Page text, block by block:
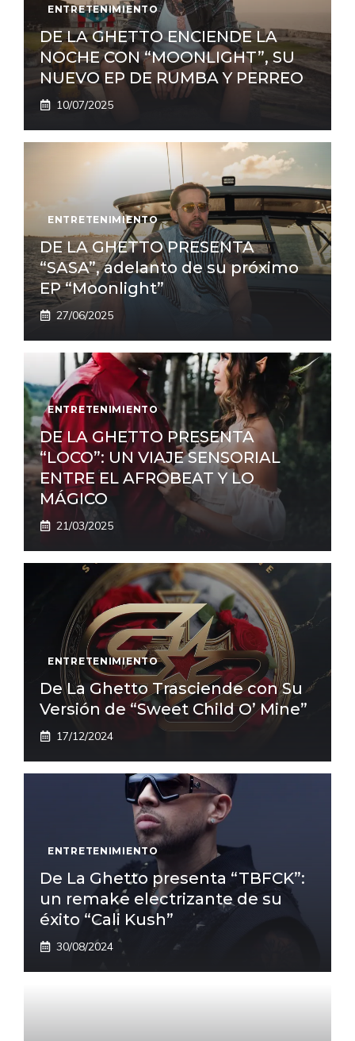
ENTRETENIMIENTO
DE LA GHETTO ENCIENDE LA
NOCHE CON “MOONLIGHT”, SU
NUEVO EP DE RUMBA Y PERREO
10/07/2025
ENTRETENIMIENTO
DE LA GHETTO PRESENTA
“SASA”, adelanto de su próximo
EP “Moonlight”
27/06/2025
ENTRETENIMIENTO
DE LA GHETTO PRESENTA
“LOCO”: UN VIAJE SENSORIAL
ENTRE EL AFROBEAT Y LO
MÁGICO
21/03/2025
ENTRETENIMIENTO
De La Ghetto Trasciende con Su
Versión de “Sweet Child O’ Mine”
17/12/2024
ENTRETENIMIENTO
De La Ghetto presenta “TBFCK”:
un remake electrizante de su
éxito “Cali Kush”
30/08/2024